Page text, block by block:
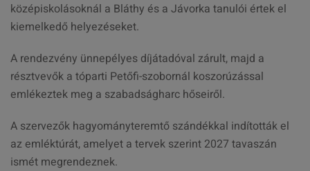
középiskolásoknál a Bláthy és a Jávorka tanulói értek el
kiemelkedő helyezéseket.
A rendezvény ünnepélyes díjátadóval zárult, majd a
résztvevők a tóparti Petőfi-szobornál koszorúzással
emlékeztek meg a szabadságharc hőseiről.
A szervezők hagyományteremtő szándékkal indították el
az emléktúrát, amelyet a tervek szerint 2027 tavaszán
ismét megrendeznek.